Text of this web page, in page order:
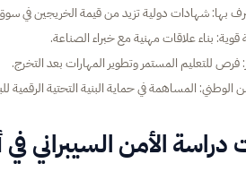
بها: شهادات دولية تزيد من قيمة الخريجين في
بناء علاقات مهنية مع خبراء الصناعة.
للتعليم المستمر وتطوير المهارات بعد التخرج.
الوطني: المساهمة في حماية البنية التحتية الرقمية
الأمن السيبراني في